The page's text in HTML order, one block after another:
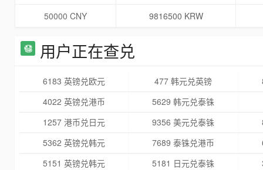
50000 CNY
9816500 KRW
用户正在查兑
6183 英镑兑欧元 477 韩元兑英镑
4022 英镑兑港币
5629 韩元兑泰铢
1257 港币兑日元
9356 美元兑泰铢
5362 英镑兑韩元
7689 泰铢兑港币
5151 英镑兑韩元
5181 日元兑泰铢